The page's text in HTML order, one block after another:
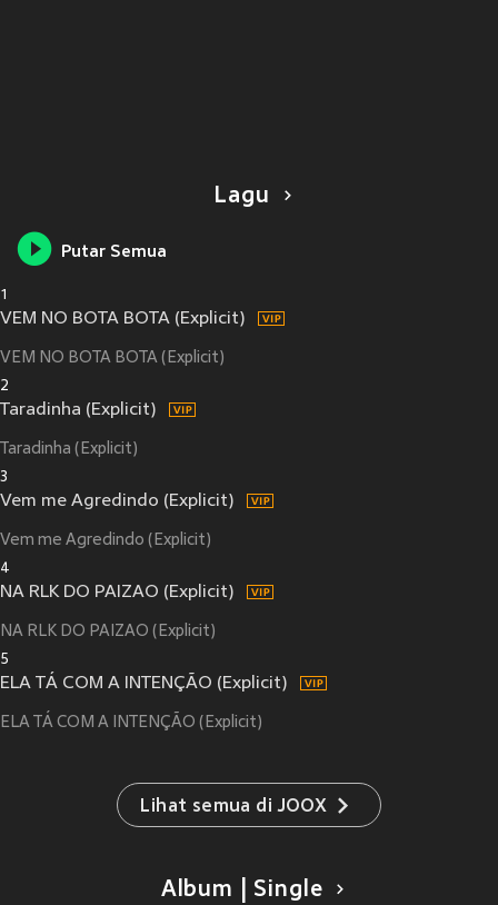
Lagu
Putar Semua
1
VEM NO BOTA BOTA (Explicit)
VEM NO BOTA BOTA (Explicit)
2
Taradinha (Explicit)
Taradinha (Explicit)
3
Vem me Agredindo (Explicit)
Vem me Agredindo (Explicit)
4
NA RLK DO PAIZAO (Explicit)
NA RLK DO PAIZAO (Explicit)
5
ELA TÁ COM A INTENÇÃO (Explicit)
ELA TÁ COM A INTENÇÃO (Explicit)
Lihat semua di JOOX
Album | Single